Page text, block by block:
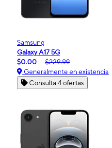
Samsung
Galaxy A17 5G
$0.00
$229.99
Generalmente en existencia
Consulta 4 ofertas